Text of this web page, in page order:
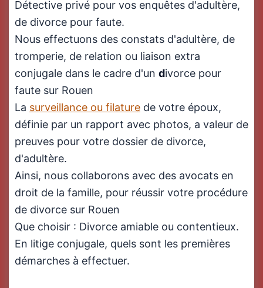
Détective privé pour vos enquêtes d'adultère,
de divorce pour faute.
Nous effectuons des constats d'adultère, de
tromperie, de relation ou liaison extra
conjugale dans le cadre d'un divorce pour
faute sur Rouen
La surveillance ou filature de votre époux,
définie par un rapport avec photos, a valeur de
preuves pour votre dossier de divorce,
d'adultère.
Ainsi, nous collaborons avec des avocats en
droit de la famille, pour réussir votre procédure
de divorce sur Rouen
Que choisir : Divorce amiable ou contentieux.
En litige conjugale, quels sont les premières
démarches à effectuer.